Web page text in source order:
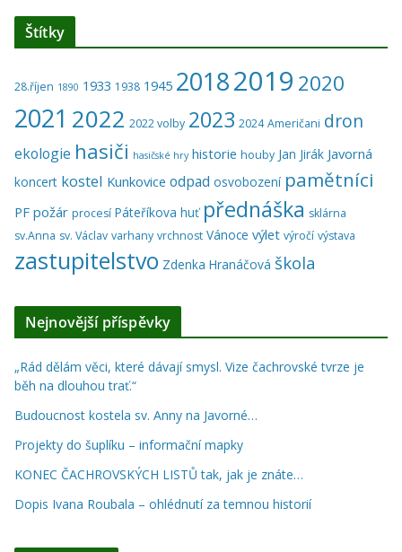
Štítky
28.říjen 1890 1933 1938 1945 20182019 2020
2021 2022 2022 volby 2023 2024 Američani dron
ekologie hasiči hasičské hry historie houby Jan Jirák Javorná
koncert kostel Kunkovice odpad osvobození pamětníci
PF požár procesí Páteříkova huť přednáška sklárna
sv.Anna sv. Václav varhany vrchnost Vánoce výlet výročí výstava
zastupitelstvo Zdenka Hranáčová škola
Nejnovější příspěvky
„Rád dělám věci, které dávají smysl. Vize čachrovské tvrze je
běh na dlouhou trať.“
Budoucnost kostela sv. Anny na Javorné…
Projekty do šuplíku – informační mapky
KONEC ČACHROVSKÝCH LISTŮ tak, jak je znáte…
Dopis Ivana Roubala – ohlédnutí za temnou historií